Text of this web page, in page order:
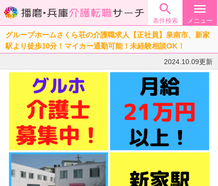

条件検索
menu
メニュー
グループホームさくら荘の介護職求人【正社員】泉南市、新家
駅より徒歩10分！マイカー通勤可能！未経験相談OK！
2024.10.09更新